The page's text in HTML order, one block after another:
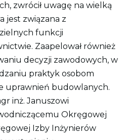
zwrócił uwagę na wielką
jest związana z
funkcji
Zaapelował również
decyzji zawodowych, w
praktyk osobom
uprawnień budowlanych.
inż. Januszowi
Okręgowej
Izby Inżynierów